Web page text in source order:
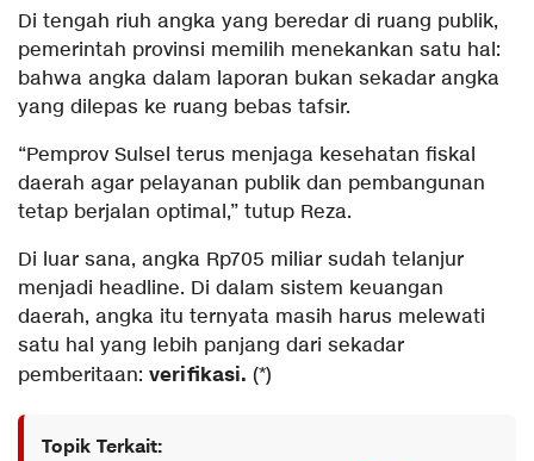
Di tengah riuh angka yang beredar di ruang publik,
pemerintah provinsi memilih menekankan satu hal:
bahwa angka dalam laporan bukan sekadar angka
yang dilepas ke ruang bebas tafsir.
“Pemprov Sulsel terus menjaga kesehatan fiskal
daerah agar pelayanan publik dan pembangunan
tetap berjalan optimal,” tutup Reza.
Di luar sana, angka Rp705 miliar sudah telanjur
menjadi headline. Di dalam sistem keuangan
daerah, angka itu ternyata masih harus melewati
satu hal yang lebih panjang dari sekadar
pemberitaan: verifikasi. (*)
Topik Terkait: